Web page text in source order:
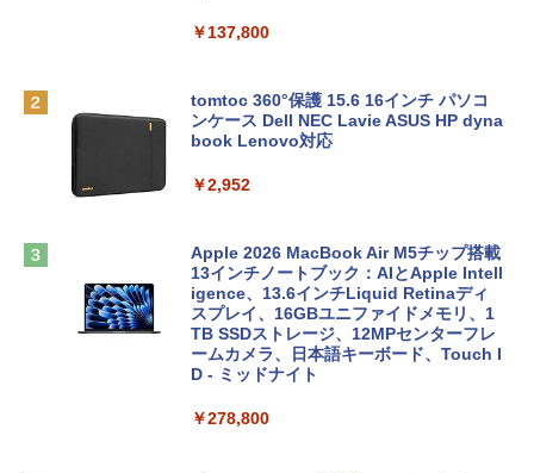
￥137,800
tomtoc 360°保護 15.6 16インチ パソコ
ンケース Dell NEC Lavie ASUS HP dyna
book Lenovo対応
￥2,952
Apple 2026 MacBook Air M5チップ搭載
13インチノートブック：AIとApple Intell
igence、13.6インチLiquid Retinaディ
スプレイ、16GBユニファイドメモリ、1
TB SSDストレージ、12MPセンターフレ
ームカメラ、日本語キーボード、Touch I
D - ミッドナイト
￥278,800